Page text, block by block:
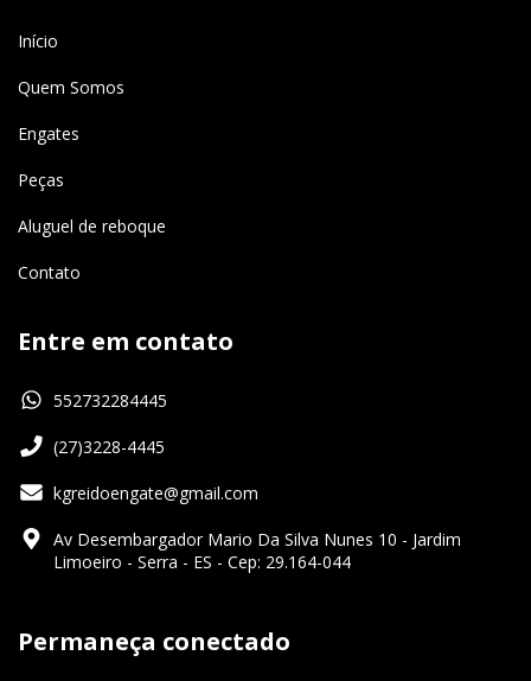
Início
Quem Somos
Engates
Peças
Aluguel de reboque
Contato
Entre em contato
552732284445
(27)3228-4445
kgreidoengate@gmail.com
Av Desembargador Mario Da Silva Nunes 10 - Jardim
Limoeiro - Serra - ES - Cep: 29.164-044
Permaneça conectado